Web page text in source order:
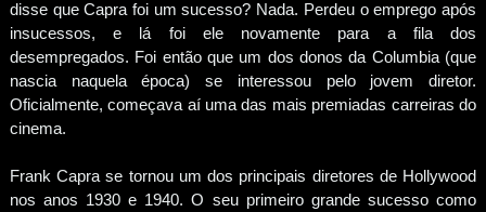
disse que Capra foi um sucesso? Nada. Perdeu o emprego após
insucessos, e lá foi ele novamente para a fila dos
desempregados. Foi então que um dos donos da Columbia (que
nascia naquela época) se interessou pelo jovem diretor.
Oficialmente, começava aí uma das mais premiadas carreiras do
cinema.
Frank Capra se tornou um dos principais diretores de Hollywood
nos anos 1930 e 1940. O seu primeiro grande sucesso como